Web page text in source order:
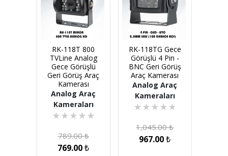
RK-118T 800
TVLine Analog
Gece Görüşlü
Geri Görüş Araç
Kamerası
Analog Araç
Kameraları
★ ★ ★ ★ ★
789.00₺
769.00₺
RK-118TG Gece
Görüşlü 4 Pin -
BNC Geri Görüş
Araç Kamerası
Analog Araç
Kameraları
★ ★ ★ ★ ★
1,045.00₺
967.00₺